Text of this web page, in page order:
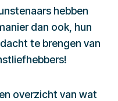
hebben
dan ook, hun
te brengen van
overzicht van wat